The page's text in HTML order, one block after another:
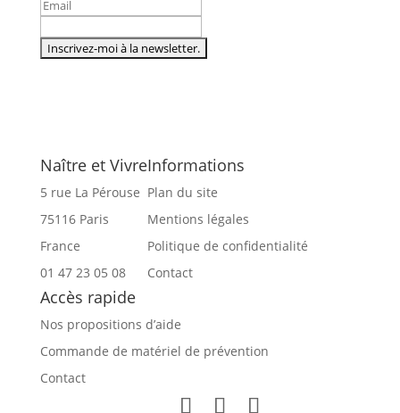
Naître et Vivre
5 rue La Pérouse
75116 Paris
France
01 47 23 05 08
Informations
Plan du site
Mentions légales
Politique de confidentialité
Contact
Accès rapide
Nos propositions d’aide
Commande de matériel de prévention
Contact